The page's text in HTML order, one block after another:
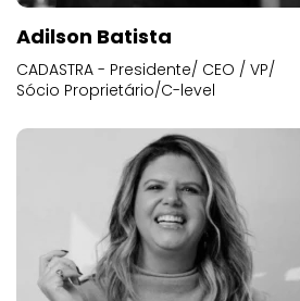
Adilson Batista
CADASTRA - Presidente/ CEO / VP/
Sócio Proprietário/C-level